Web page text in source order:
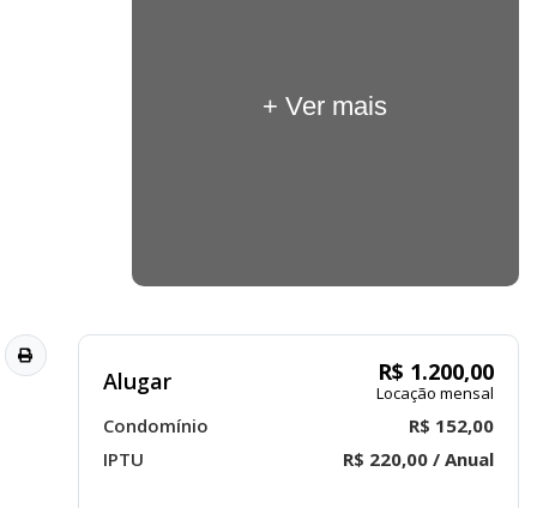
+ Ver mais
Alugar R$ 1.200,00
Locação mensal
Condomínio
R$ 152,00
IPTU
R$ 220,00 / Anual